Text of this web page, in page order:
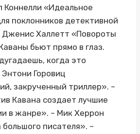
Коннелли «Идеальное
поклонников детективной
Дженис Халлетт «Повороты
бьют прямо в глаз.
когда это
Горовиц
закрученный триллер». –
Кавана создает лучшие
в жанре». – Мик Херрон
писателя». –